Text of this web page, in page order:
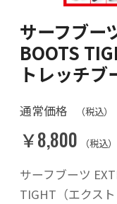
サーフブー
BOOTS
トレッチ
通常価格 （税込）
￥8,800 （税込）
サーフブーツ
TIGHT（エクス